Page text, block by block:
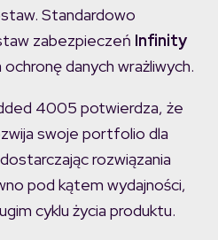
Standardowo
zabezpieczeń Infinity
danych wrażliwych.
4005 potwierdza, że
swoje portfolio dla
rozwiązania
pod kątem wydajności,
cyklu życia produktu.